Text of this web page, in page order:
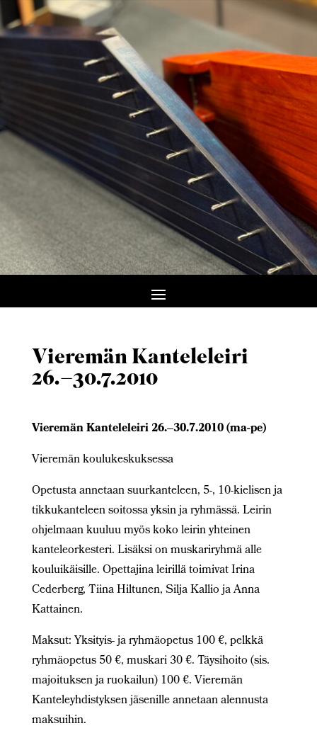
Vieremän Kanteleleiri
26.–30.7.2010
Vieremän Kanteleleiri 26.–30.7.2010 (ma-pe)
Vieremän koulukeskuksessa
Opetusta annetaan suurkanteleen, 5-, 10-kielisen ja
tikkukanteleen soitossa yksin ja ryhmässä. Leirin
ohjelmaan kuuluu myös koko leirin yhteinen
kanteleorkesteri. Lisäksi on muskariryhmä alle
kouluikäisille. Opettajina leirillä toimivat Irina
Cederberg, Tiina Hiltunen, Silja Kallio ja Anna
Kattainen.
Maksut: Yksityis- ja ryhmäopetus 100 €, pelkkä
ryhmäopetus 50 €, muskari 30 €. Täysihoito (sis.
majoituksen ja ruokailun) 100 €. Vieremän
Kanteleyhdistyksen jäsenille annetaan alennusta
maksuihin.